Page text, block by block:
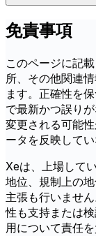
免責事項
このページに記
所、その他関連
ます。正確性を
で最新かつ誤り
変更される可能
ータを反映して
Xeは、上場して
地位、規制上の
主張も行いませ
性も支持または
用について責任を